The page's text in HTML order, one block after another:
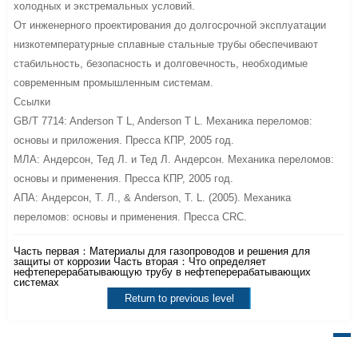
холодных и экстремальных условий.
От инженерного проектирования до долгосрочной эксплуатации
низкотемпературные сплавные стальные трубы обеспечивают
стабильность, безопасность и долговечность, необходимые
современным промышленным системам.
Ссылки
GB/T 7714: Anderson T L, Anderson T L. Механика переломов:
основы и приложения. Пресса КПР, 2005 год.
МЛА: Андерсон, Тед Л. и Тед Л. Андерсон. Механика переломов:
основы и применения. Пресса КПР, 2005 год.
АПА: Андерсон, Т. Л., & Anderson, T. L. (2005). Механика
переломов: основы и применения. Пресса CRC.
Часть первая： Материалы для газопроводов и решения для
защиты от коррозии Часть вторая： Что определяет
нефтеперерабатывающую трубу в нефтеперерабатывающих
системах
Return to previous level